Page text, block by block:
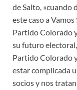
de Salto, «cuando
este caso a
Partido Colorado
su futuro
Partido Colorado
estar complicada
socios y nos